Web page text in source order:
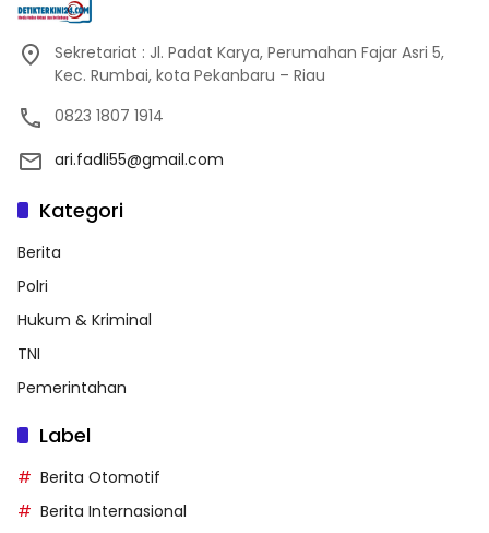
Sekretariat : Jl. Padat Karya, Perumahan Fajar Asri 5,
Kec. Rumbai, kota Pekanbaru – Riau
0823 1807 1914
ari.fadli55@gmail.com
Kategori
Berita
Polri
Hukum & Kriminal
TNI
Pemerintahan
Label
Berita Otomotif
Berita Internasional